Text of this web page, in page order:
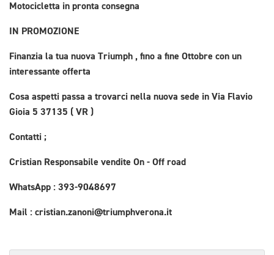
Motocicletta in pronta consegna
IN PROMOZIONE
Finanzia la tua nuova Triumph , fino a fine Ottobre con un
interessante offerta
Cosa aspetti passa a trovarci nella nuova sede in Via Flavio
Gioia 5 37135 ( VR )
Contatti ;
Cristian Responsabile vendite On - Off road
WhatsApp : 393-9048697
Mail : cristian.zanoni@triumphverona.it